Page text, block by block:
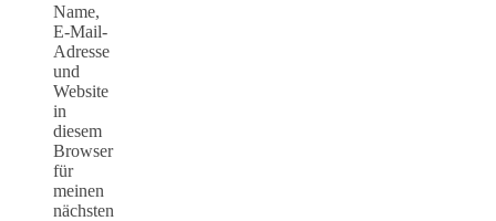
Name,
E-Mail-
Adresse
und
Website
in
diesem
Browser
für
meinen
nächsten